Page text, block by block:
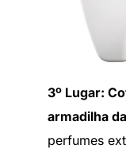
3º Lugar:
armadilha
perfumes